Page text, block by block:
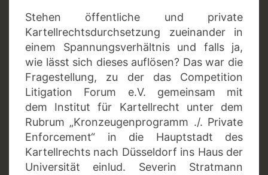
Stehen öffentliche und private
Kartellrechtsdurchsetzung zueinander in
einem Spannungsverhältnis und falls ja,
wie lässt sich dieses auflösen? Das war die
Fragestellung, zu der das Competition
Litigation Forum e.V. gemeinsam mit
dem Institut für Kartellrecht unter dem
Rubrum „Kronzeugenprogramm ./. Private
Enforcement“ in die Hauptstadt des
Kartellrechts nach Düsseldorf ins Haus der
Universität einlud. Severin Stratmann